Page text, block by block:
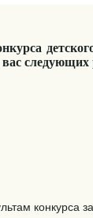
следующих
конкурса